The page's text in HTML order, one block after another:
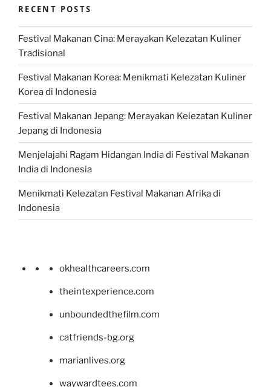
RECENT POSTS
Festival Makanan Cina: Merayakan Kelezatan Kuliner
Tradisional
Festival Makanan Korea: Menikmati Kelezatan Kuliner
Korea di Indonesia
Festival Makanan Jepang: Merayakan Kelezatan Kuliner
Jepang di Indonesia
Menjelajahi Ragam Hidangan India di Festival Makanan
India di Indonesia
Menikmati Kelezatan Festival Makanan Afrika di
Indonesia
okhealthcareers.com
theintexperience.com
unboundedthefilm.com
catfriends-bg.org
marianlives.org
waywardtees.com